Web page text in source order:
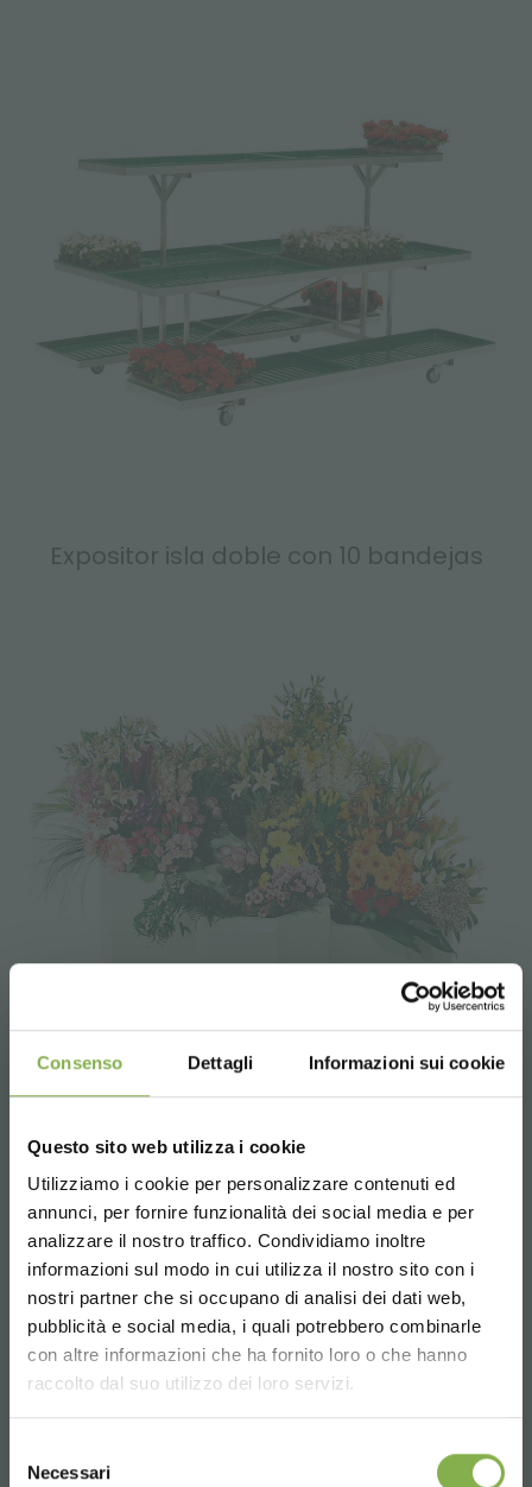
Consenso Dettagli Informazioni sui cookie
Questo sito web utilizza i cookie
Utilizziamo i cookie per personalizzare contenuti ed
annunci, per fornire funzionalità dei social media e per
analizzare il nostro traffico. Condividiamo inoltre
informazioni sul modo in cui utilizza il nostro sito con i
nostri partner che si occupano di analisi dei dati web,
pubblicità e social media, i quali potrebbero combinarle
con altre informazioni che ha fornito loro o che hanno
raccolto dal suo utilizzo dei loro servizi.
delNecessari
Expositor isla doble con 10 bandejas
Expositor refrigerado Fior d'acqua
Choose the country you are in and your
language for a better browsing experience